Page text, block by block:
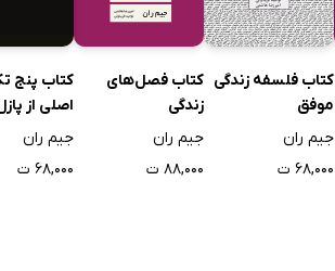
کتاب فلسفه زندگی
موفق
جیم ران
۶۸,۰۰۰ ت
کتاب فصل‌های
زندگی
جیم ران
۸۸,۰۰۰ ت
کتاب پنج
اصلی از
جیم ران
۶۸,۰۰۰ ت